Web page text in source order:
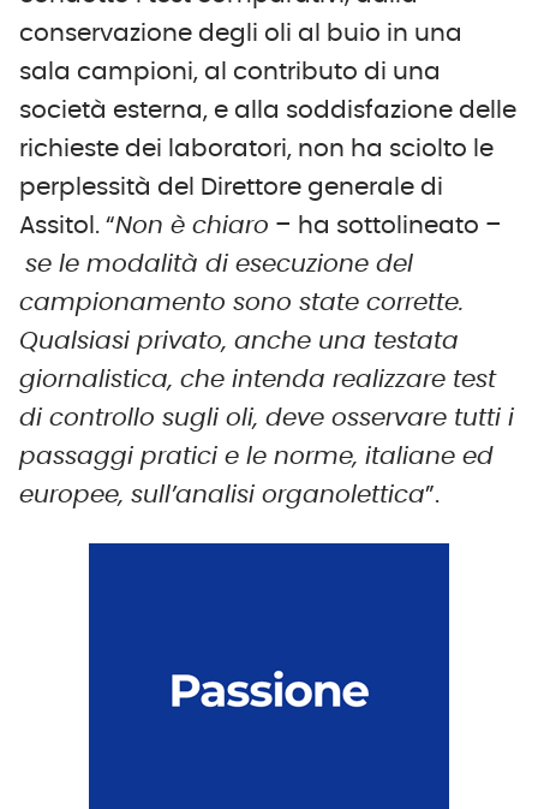
conservazione degli oli al buio in una
sala campioni, al contributo di una
società esterna, e alla soddisfazione delle
richieste dei laboratori, non ha sciolto le
perplessità del Direttore generale di
Assitol. “Non è chiaro – ha sottolineato –
se le modalità di esecuzione del
campionamento sono state corrette.
Qualsiasi privato, anche una testata
giornalistica, che intenda realizzare test
di controllo sugli oli, deve osservare tutti i
passaggi pratici e le norme, italiane ed
europee, sull’analisi organolettica”.